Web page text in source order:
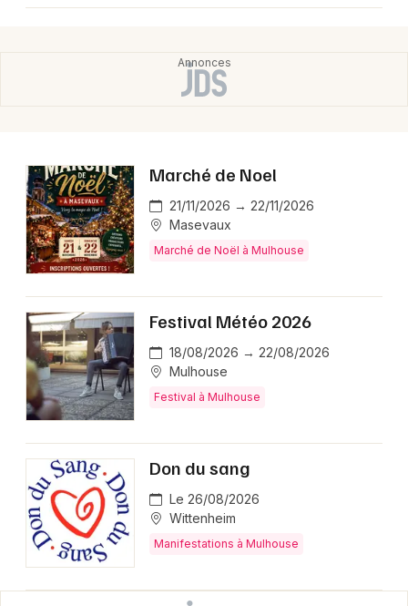
Marché de Noel
21/11/2026 → 22/11/2026
Masevaux
Marché de Noël à Mulhouse
Festival Météo 2026
18/08/2026 → 22/08/2026
Mulhouse
Festival à Mulhouse
Don du sang
Le 26/08/2026
Wittenheim
Manifestations à Mulhouse